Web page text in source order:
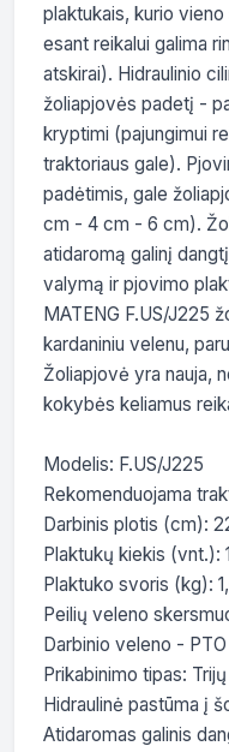
plaktukais, kurio
esant reikalui galima
atskirai). Hidraulinio
žoliapjovės padetį -
kryptimi (pajungimui
traktoriaus gale).
padėtimis, gale
cm - 4 cm - 6 cm).
atidaromą galinį
valymą ir pjovimo
MATENG F.US/J225
kardaniniu velenu,
Žoliapjovė yra nauja,
kokybės keliamus
Modelis: F.US/J225
Rekomenduojama
Darbinis plotis (cm):
Plaktukų kiekis (vnt.):
Plaktuko svoris (kg):
Peilių veleno
Darbinio veleno -
Prikabinimo tipas:
Hidraulinė pastūma į
Atidaromas galinis